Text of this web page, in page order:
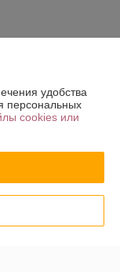
удобства
персональных
cookies или